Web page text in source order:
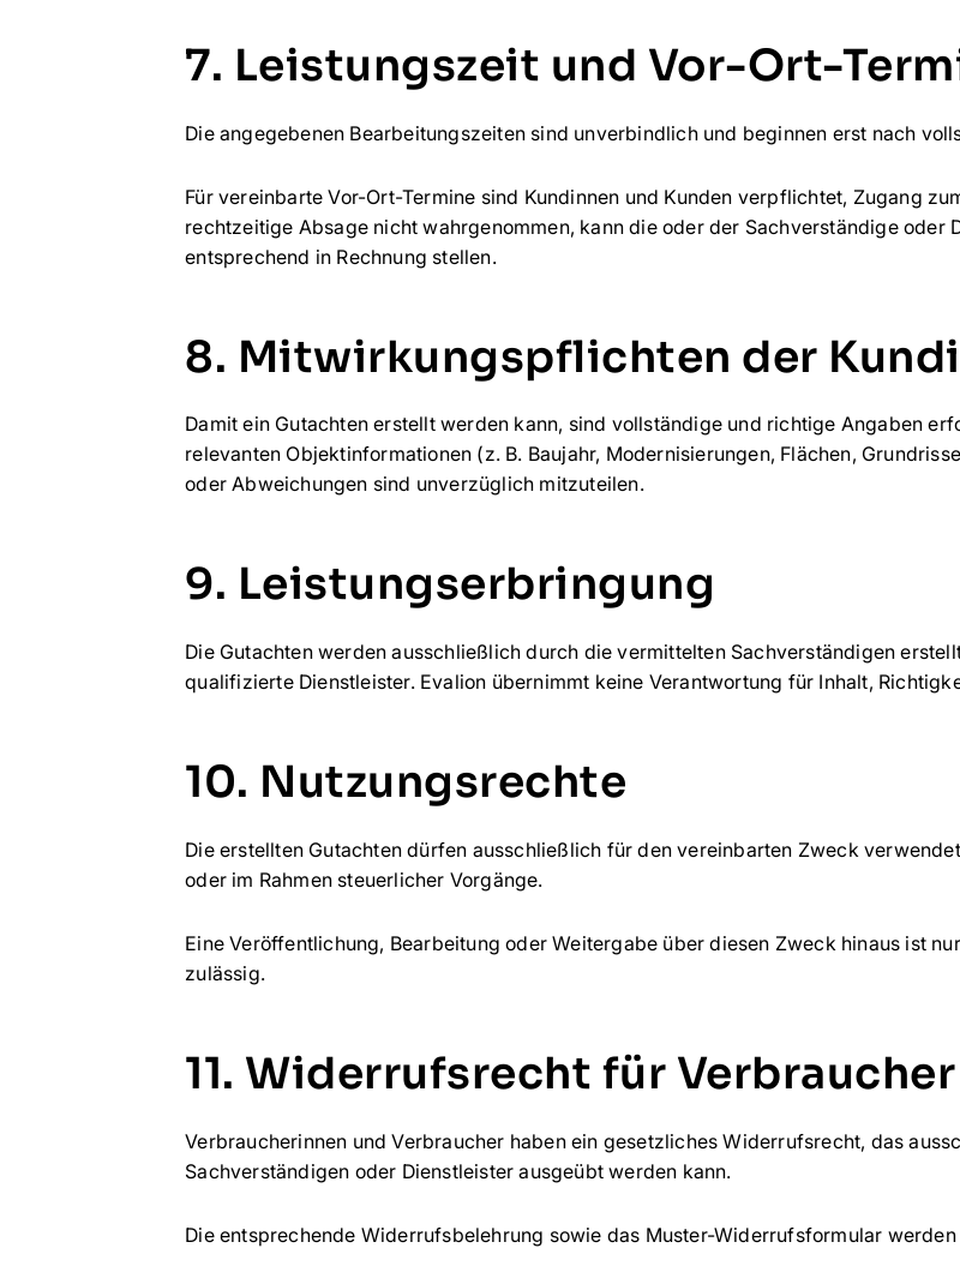
7. Leistungszeit und Vor-Ort-
Die angegebenen Bearbeitungszeiten sind unverbindlich und beginnen erst nach
Für vereinbarte Vor-Ort-Termine sind Kundinnen und Kunden verpflichtet, Zugang
rechtzeitige Absage nicht wahrgenommen, kann die oder der Sachverständige oder
entsprechend in Rechnung stellen.
8. Mitwirkungspflichten der
Damit ein Gutachten erstellt werden kann, sind vollständige und richtige Angaben
relevanten Objektinformationen (z. B. Baujahr, Modernisierungen, Flächen,
oder Abweichungen sind unverzüglich mitzuteilen.
9. Leistungserbringung
Die Gutachten werden ausschließlich durch die vermittelten Sachverständigen
qualifizierte Dienstleister. Evalion übernimmt keine Verantwortung für Inhalt,
10. Nutzungsrechte
Die erstellten Gutachten dürfen ausschließlich für den vereinbarten Zweck
oder im Rahmen steuerlicher Vorgänge.
Eine Veröffentlichung, Bearbeitung oder Weitergabe über diesen Zweck hinaus ist
zulässig.
11. Widerrufsrecht für Verbraucher
Verbraucherinnen und Verbraucher haben ein gesetzliches Widerrufsrecht, das
Sachverständigen oder Dienstleister ausgeübt werden kann.
Die entsprechende Widerrufsbelehrung sowie das Muster-Widerrufsformular